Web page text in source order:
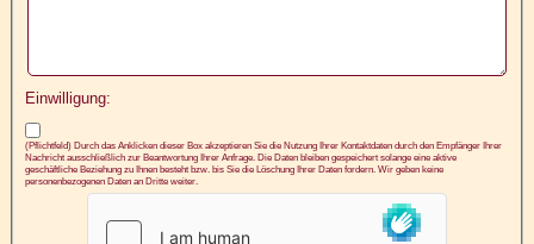
Einwilligung:
(Pflichtfeld) Durch das Anklicken dieser Box akzeptieren Sie die Nutzung Ihrer Kontaktdaten durch den Empfänger Ihrer
Nachricht ausschließlich zur Beantwortung Ihrer Anfrage. Die Daten bleiben gespeichert solange eine aktive
geschäftliche Beziehung zu Ihnen besteht bzw. bis Sie die Löschung Ihrer Daten fordern. Wir geben keine
personenbezogenen Daten an Dritte weiter.